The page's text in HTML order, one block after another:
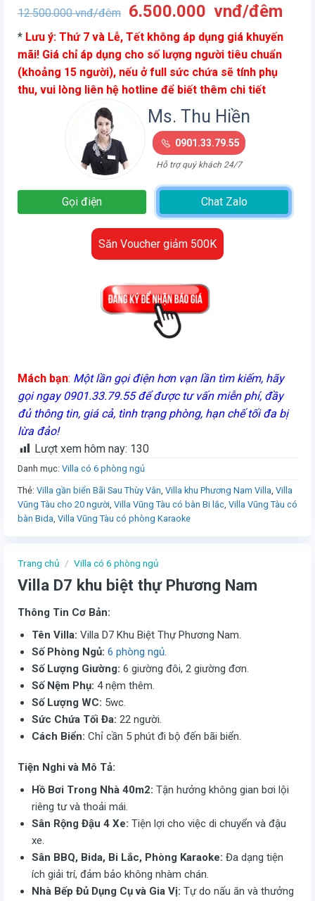
Trang chủ / Villa có 6 phòng ngủ
Villa D7 khu biệt thự Phương Nam
Thông Tin Cơ Bản:
Tên Villa: Villa D7 Khu Biệt Thự Phương Nam.
Số Phòng Ngủ: 6 phòng ngủ.
Số Lượng Giường: 6 giường đôi, 2 giường đơn.
Số Nệm Phụ: 4 nệm thêm.
Số Lượng WC: 5wc.
Sức Chứa Tối Đa: 22 người.
Cách Biển: Chỉ cần 5 phút đi bộ đến bãi biển.
Tiện Nghi và Mô Tả:
Hồ Bơi Trong Nhà 40m2: Tận hưởng không gian bơi lội
riêng tư và thoải mái.
Sân Rộng Đậu 4 Xe: Tiện lợi cho việc di chuyển và đậu
xe.
Sân BBQ, Bida, Bi Lắc, Phòng Karaoke: Đa dạng tiện
ích giải trí, đảm bảo không nhàm chán.
Nhà Bếp Đủ Dụng Cụ và Gia Vị: Tự do nấu ăn và thưởng
12.500.000vnđ/đêm
Giá
gốc
là:
12.500.000
vnđ/
đêm.
6.500.000 vnđ/đêmGiá
tại
là:
* Lưu ý: Thứ 7 và Lễ, Tết không áp dụng giá khuyến
mãi! Giá chỉ áp dụng cho số lượng người tiêu chuẩn
(khoảng 15 người), nếu ở full sức chứa sẽ tính phụ
thu, vui lòng liên hệ hotline để biết thêm chi tiết
Ms. Thu Hiền
0901.33.79.55
Hỗ trợ quý khách 24/7
Gọi điện Chat Zalo
Săn Voucher giảm 500K
Mách bạn: Một lần gọi điện hơn vạn lần tìm kiếm, hãy
gọi ngay 0901.33.79.55 để được tư vấn miễn phí, đầy
đủ thông tin, giá cả, tình trạng phòng, hạn chế tối đa bị
lừa đảo!
Lượt xem hôm nay: 130
Danh mục: Villa có 6 phòng ngủ
Thẻ: Villa gần biển Bãi Sau Thùy Vân, Villa khu Phương Nam Villa, Villa
Vũng Tàu cho 20 người, Villa Vũng Tàu có bàn Bi lắc, Villa Vũng Tàu có
bàn Bida, Villa Vũng Tàu có phòng Karaoke